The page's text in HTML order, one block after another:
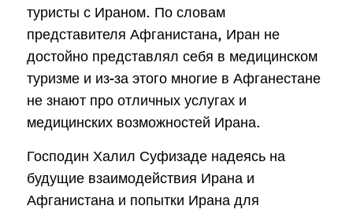
туристы с Ираном. По словам
представителя Афганистана, Иран не
достойно представлял себя в медицинском
туризме и из-за этого многие в Афганестане
не знают про отличных услугах и
медицинских возможностей Ирана.
Господин Халил Суфизаде надеясь на
будущие взаимодействия Ирана и
Афганистана и попытки Ирана для